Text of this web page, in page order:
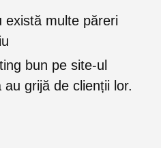
există multe păreri
bun pe site-ul
grijă de clienții lor.